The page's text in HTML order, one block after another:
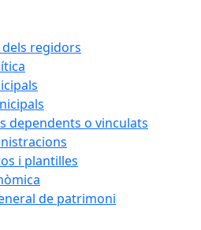
regidors
dependents o vinculats
i plantilles
de patrimoni